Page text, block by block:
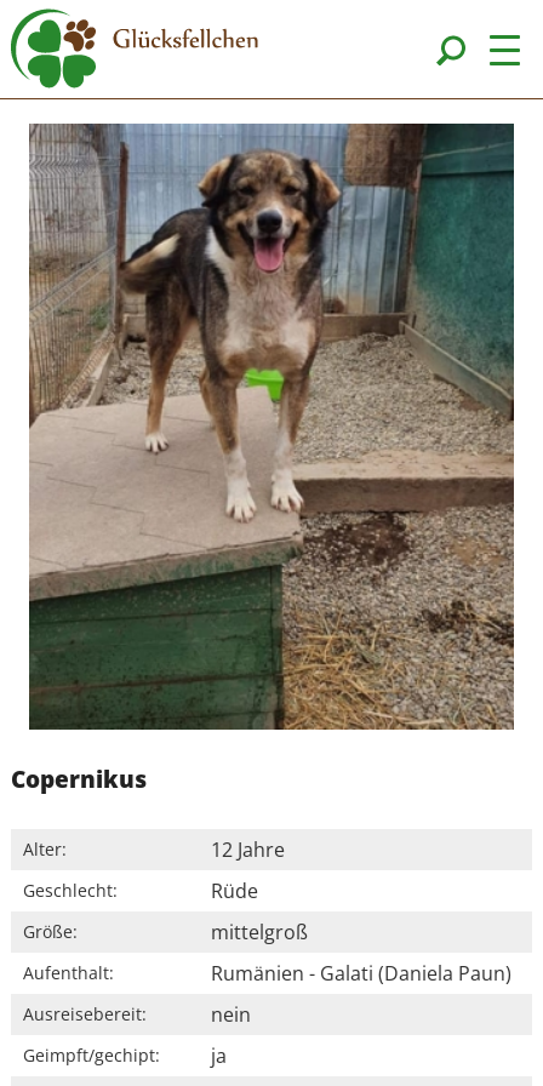
Copernikus
Alter: 12 Jahre
Geschlecht: Rüde
Größe: mittelgroß
Aufenthalt: Rumänien - Galati (Daniela Paun)
Ausreisebereit: nein
Geimpft/gechipt: ja